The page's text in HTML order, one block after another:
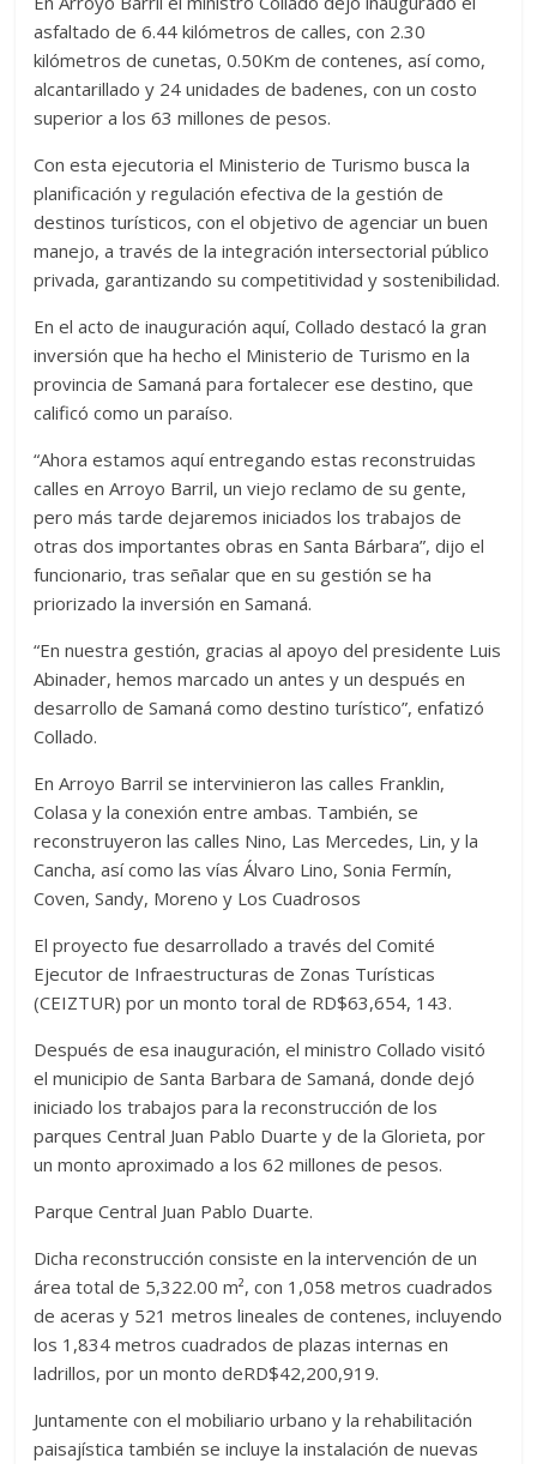
asfaltado de 6.44 kilómetros de calles, con 2.30
kilómetros de cunetas, 0.50Km de contenes, así como,
alcantarillado y 24 unidades de badenes, con un costo
superior a los 63 millones de pesos.
Con esta ejecutoria el Ministerio de Turismo busca la
planificación y regulación efectiva de la gestión de
destinos turísticos, con el objetivo de agenciar un buen
manejo, a través de la integración intersectorial público
privada, garantizando su competitividad y sostenibilidad.
En el acto de inauguración aquí, Collado destacó la gran
inversión que ha hecho el Ministerio de Turismo en la
provincia de Samaná para fortalecer ese destino, que
calificó como un paraíso.
“Ahora estamos aquí entregando estas reconstruidas
calles en Arroyo Barril, un viejo reclamo de su gente,
pero más tarde dejaremos iniciados los trabajos de
otras dos importantes obras en Santa Bárbara”, dijo el
funcionario, tras señalar que en su gestión se ha
priorizado la inversión en Samaná.
“En nuestra gestión, gracias al apoyo del presidente Luis
Abinader, hemos marcado un antes y un después en
desarrollo de Samaná como destino turístico”, enfatizó
Collado.
En Arroyo Barril se intervinieron las calles Franklin,
Colasa y la conexión entre ambas. También, se
reconstruyeron las calles Nino, Las Mercedes, Lin, y la
Cancha, así como las vías Álvaro Lino, Sonia Fermín,
Coven, Sandy, Moreno y Los Cuadrosos
El proyecto fue desarrollado a través del Comité
Ejecutor de Infraestructuras de Zonas Turísticas
(CEIZTUR) por un monto toral de RD$63,654, 143.
Después de esa inauguración, el ministro Collado visitó
el municipio de Santa Barbara de Samaná, donde dejó
iniciado los trabajos para la reconstrucción de los
parques Central Juan Pablo Duarte y de la Glorieta, por
un monto aproximado a los 62 millones de pesos.
Parque Central Juan Pablo Duarte.
Dicha reconstrucción consiste en la intervención de un
área total de 5,322.00 m², con 1,058 metros cuadrados
de aceras y 521 metros lineales de contenes, incluyendo
los 1,834 metros cuadrados de plazas internas en
ladrillos, por un monto deRD$42,200,919.
Juntamente con el mobiliario urbano y la rehabilitación
paisajística también se incluye la instalación de nuevas